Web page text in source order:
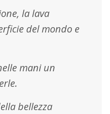
la lava
del mondo e
mani un
bellezza